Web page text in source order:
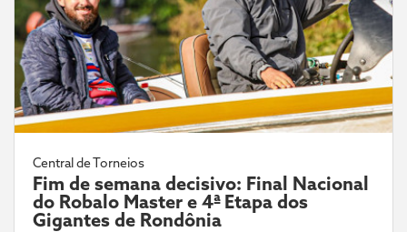
Central de Torneios
Fim de semana decisivo: Final Nacional
do Robalo Master e 4ª Etapa dos
Gigantes de Rondônia